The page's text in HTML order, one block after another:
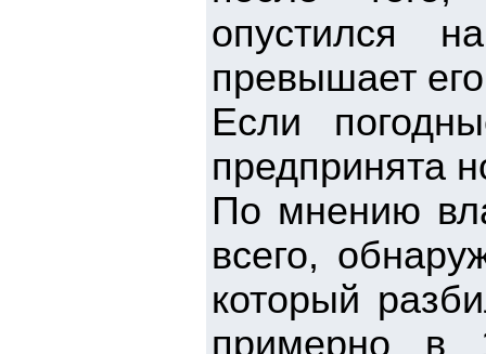
опустился
превышает
Если
предпринята
По мнению
всего,
который
примерно в